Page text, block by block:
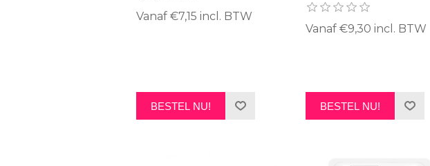
Vanaf €7,15 incl. BTW
BESTEL NU!
Vanaf €9,30 incl. BTW
BESTEL NU!